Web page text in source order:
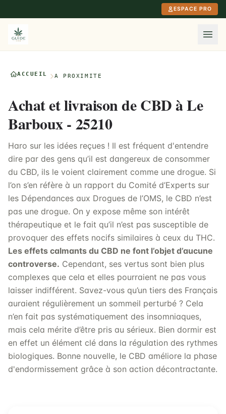
ESPACE PRO
ACCUEIL À PROXIMITÉ
Achat et livraison de CBD à Le
Barboux - 25210
Haro sur les idées reçues ! Il est fréquent d'entendre
dire par des gens qu’il est dangereux de consommer
du CBD, ils le voient clairement comme une drogue. Si
l’on s’en réfère à un rapport du Comité d’Experts sur
les Dépendances aux Drogues de l’OMS, le CBD n’est
pas une drogue. On y expose même son intérêt
thérapeutique et le fait qu’il n’est pas susceptible de
provoquer des effets nocifs similaires à ceux du THC.
Les effets calmants du CBD ne font l’objet d’aucune
controverse. Cependant, ses vertus sont bien plus
complexes que cela et elles pourraient ne pas vous
laisser indifférent. Savez-vous qu’un tiers des Français
auraient régulièrement un sommeil perturbé ? Cela
n’en fait pas systématiquement des insomniaques,
mais cela mérite d’être pris au sérieux. Bien dormir est
en effet un élément clé dans la régulation des rythmes
biologiques. Bonne nouvelle, le CBD améliore la phase
d'endormissement grâce à son action décontractante.